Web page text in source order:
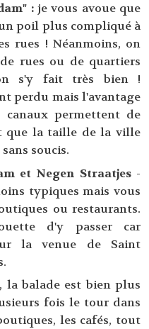
:je vous avoue que
poil plus compliqué à
rues ! Néanmoins, on
rues ou de quartiers
s'y fait très bien !
perdu mais l'avantage
canaux permettent de
que la taille de la ville
soucis.
et Negen Straatjes-
typiques mais vous
ou restaurants.
d'y passer car
la venue de Saint
, la balade est bien plus
fois le tour dans
les cafés, tout